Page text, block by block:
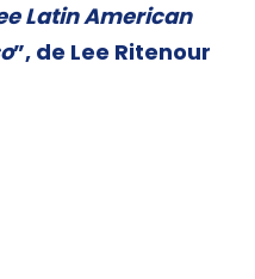
Latin American
”, de Lee Ritenour